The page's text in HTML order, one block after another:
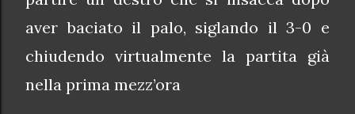
aver baciato il palo, siglando il 3-0 e
chiudendo virtualmente la partita già
nella prima mezz’ora